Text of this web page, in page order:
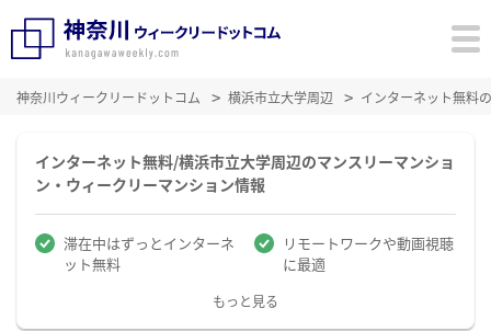
神奈川ウィークリードットコム 横浜市立大学周辺 インターネット無料
インターネット無料/横浜市立大学周辺のマンスリーマンショ
ン・ウィークリーマンション情報
滞在中はずっとインターネ
ット無料
リモートワークや動画視聴
に最適
もっと見る